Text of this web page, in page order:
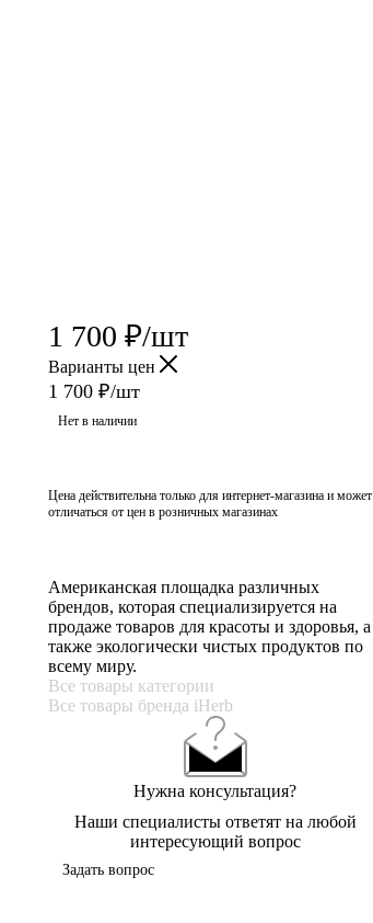
1 700 ₽/шт
Варианты цен
1 700 ₽/шт
Нет в наличии
Цена действительна только для интернет-магазина и может
отличаться от цен в розничных магазинах
Американская площадка различных
брендов, которая специализируется на
продаже товаров для красоты и здоровья, а
также экологически чистых продуктов по
всему миру.
Все товары категории
Все товары бренда iHerb
Нужна консультация?
Наши специалисты ответят на любой
интересующий вопрос
Задать вопрос